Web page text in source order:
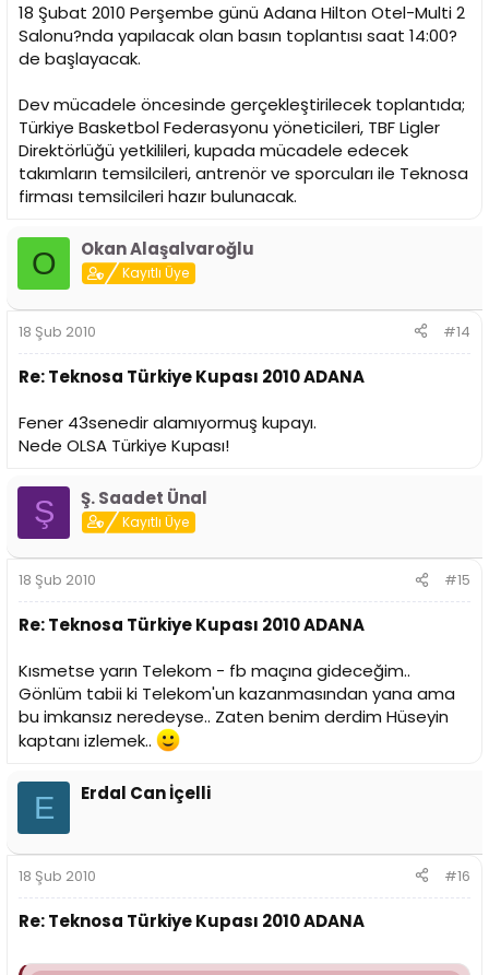
18 Şubat 2010 Perşembe günü Adana Hilton Otel-Multi 2
Salonu?nda yapılacak olan basın toplantısı saat 14:00?
de başlayacak.
Dev mücadele öncesinde gerçekleştirilecek toplantıda;
Türkiye Basketbol Federasyonu yöneticileri, TBF Ligler
Direktörlüğü yetkilileri, kupada mücadele edecek
takımların temsilcileri, antrenör ve sporcuları ile Teknosa
firması temsilcileri hazır bulunacak.
O Okan Alaşalvaroğlu
Kayıtlı Üye
18 Şub 2010 #14
Re: Teknosa Türkiye Kupası 2010 ADANA
Fener 43senedir alamıyormuş kupayı.
Nede OLSA Türkiye Kupası!
Ş Ş. Saadet Ünal
Kayıtlı Üye
18 Şub 2010 #15
Re: Teknosa Türkiye Kupası 2010 ADANA
Kısmetse yarın Telekom - fb maçına gideceğim..
Gönlüm tabii ki Telekom'un kazanmasından yana ama
bu imkansız neredeyse.. Zaten benim derdim Hüseyin
kaptanı izlemek..
E Erdal Can İçelli
18 Şub 2010 #16
Re: Teknosa Türkiye Kupası 2010 ADANA